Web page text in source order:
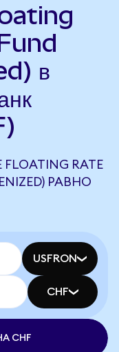
в
FLOATING RATE
РАВНО
USFRON
CHF
CHF